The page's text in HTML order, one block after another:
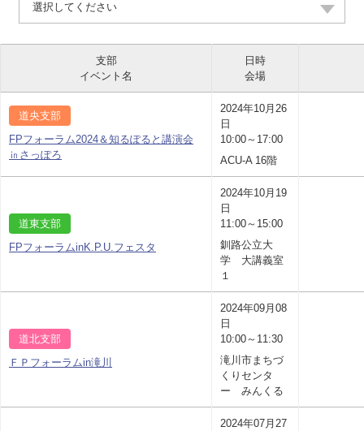
選択してください
支部
イベント名
日時
会場
道央支部
FPフォーラム2024＆知るぽると講演会
㏌さっぽろ
2024年10月26
日
10:00～17:00
ACU-A 16階
道東支部
FPフォーラムinK.P.U.フェスタ
2024年10月19
日
11:00～15:00
釧路公立大
学 大講義室
１
道北支部
ＦＰフォーラムin滝川
2024年09月08
日
10:00～11:30
滝川市まちづ
くりセンタ
ー みんくる
2024年07月27